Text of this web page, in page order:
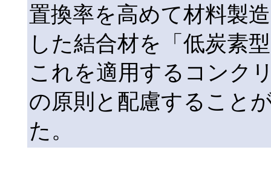
置換率を高めて材料製
した結合材を「低炭素
これを適用するコンク
の原則と配慮すること
た。